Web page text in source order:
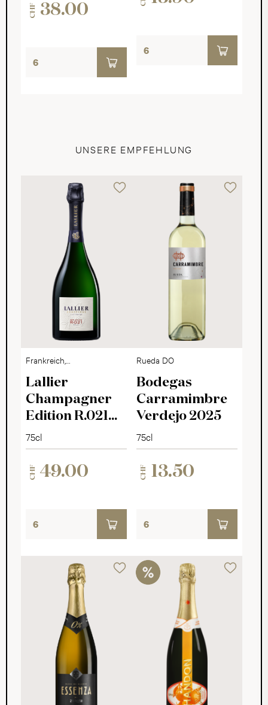
CHF 38.00
UNSERE EMPFEHLUNG
Frankreich,
Champagne
Lallier
Champagner
Edition R.021
Brut
75cl
CHF 49.00
Rueda DO
Bodegas
Carramimbre
Verdejo 2025
75cl
CHF 13.50